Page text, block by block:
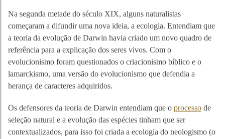
Na segunda metade do século XIX, alguns naturalistas
começaram a difundir uma nova ideia, a ecologia. Entendiam que
a teoria da evolução de Darwin havia criado um novo quadro de
referência para a explicação dos seres vivos. Com o
evolucionismo foram questionados o criacionismo bíblico e o
lamarckismo, uma versão do evolucionismo que defendia a
herança de caracteres adquiridos.
Os defensores da teoria de Darwin entendiam que o processo de
seleção natural e a evolução das espécies tinham que ser
contextualizados, para isso foi criada a ecologia do neologismo (o